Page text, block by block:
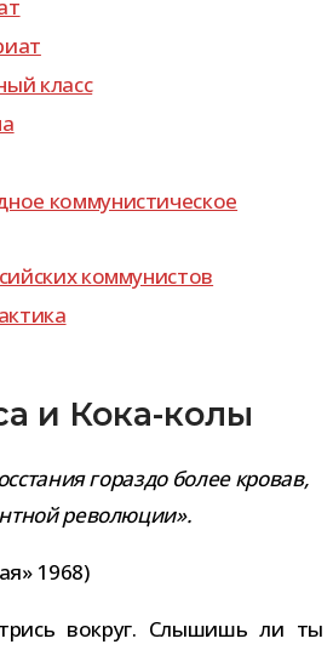
класс
ком­му­ни­сти­че­ское
коммунистов
и Кока-колы
гораздо более кро­вав,
революции».
1968)
вокруг. Слышишь ли ты